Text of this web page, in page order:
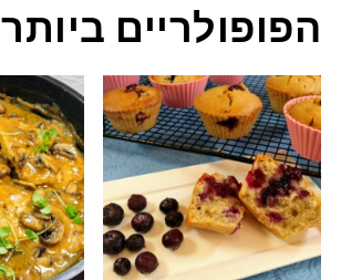
הפופולריים ביותר